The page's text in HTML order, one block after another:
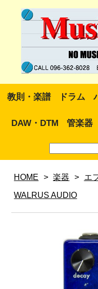
教則・楽譜 ドラム
DAW・DTM 管楽器
HOME > 楽器 > エ
WALRUS AUDIO